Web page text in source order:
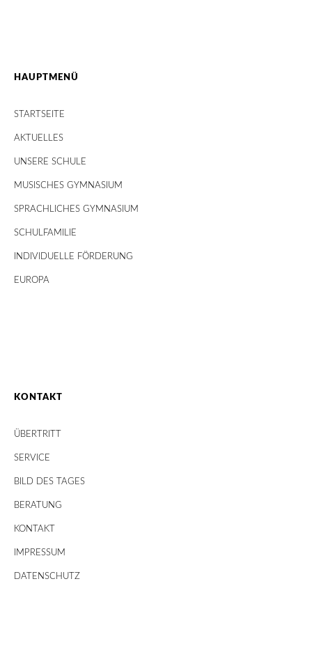
HAUPTMENÜ
STARTSEITE
AKTUELLES
UNSERE SCHULE
MUSISCHES GYMNASIUM
SPRACHLICHES GYMNASIUM
SCHULFAMILIE
INDIVIDUELLE FÖRDERUNG
EUROPA
KONTAKT
ÜBERTRITT
SERVICE
BILD DES TAGES
BERATUNG
KONTAKT
IMPRESSUM
DATENSCHUTZ